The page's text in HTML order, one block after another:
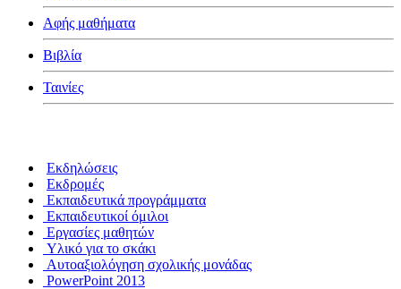
Αφής μαθήματα
Βιβλία
Ταινίες
Εκδηλώσεις
Εκδρομές
Εκπαιδευτικά προγράμματα
Εκπαιδευτικοί όμιλοι
Εργασίες μαθητών
Υλικό για το σκάκι
Αυτοαξιολόγηση σχολικής μονάδας
PowerPoint 2013